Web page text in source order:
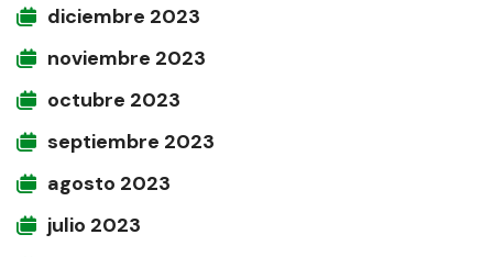
diciembre 2023
noviembre 2023
octubre 2023
septiembre 2023
agosto 2023
julio 2023